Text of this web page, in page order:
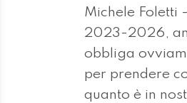
Michele Foletti
2023-2026,
obbliga
per prendere
quanto è in